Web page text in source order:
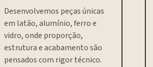
Desenvolvemos peças únicas
em latão, alumínio, ferro e
vidro, onde proporção,
estrutura e acabamento são
pensados com rigor técnico.